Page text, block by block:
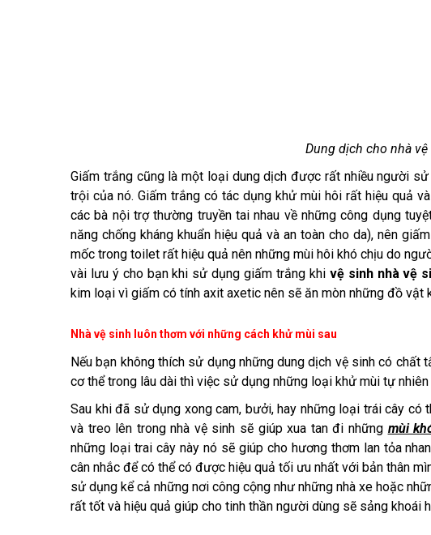
Dung dịch cho nhà
Giấm trắng cũng là một loại dung dịch được rất nhiều người
trội của nó. Giấm trắng có tác dụng khử mùi hôi rất hiệu quả
các bà nội trợ thường truyền tai nhau về những công dụng
năng chống kháng khuẩn hiệu quả và an toàn cho da), nên
mốc trong toilet rất hiệu quả nên những mùi hôi khó chịu do
vài lưu ý cho bạn khi sử dụng giấm trắng khi vệ sinh nhà vệ
kim loại vì giấm có tính axit axetic nên sẽ ăn mòn những đồ vật
Nhà vệ sinh luôn thơm với những cách khử mùi sau
Nếu bạn không thích sử dụng những dung dịch vệ sinh có
cơ thể trong lâu dài thì việc sử dụng những loại khử mùi tự
Sau khi đã sử dụng xong cam, bưởi, hay những loại trái cây
và treo lên trong nhà vệ sinh sẽ giúp xua tan đi những mùi
những loại trai cây này nó sẽ giúp cho hương thơm lan tỏa
cân nhắc để có thể có được hiệu quả tối ưu nhất với bản thân
sử dụng kể cả những nơi công cộng như những nhà xe hoặc
rất tốt và hiệu quả giúp cho tinh thần người dùng sẽ sảng khoái